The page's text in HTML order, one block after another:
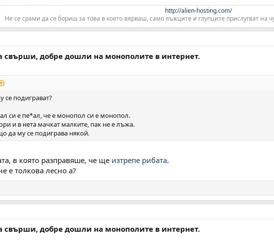
http://alien-hosting.com/
Не се срами да се бориш за това в което вярваш, само лъжците и глупците прислугват на
свърши, добре дошли на монополите в интернет.
се подиграват?
си е пе*ал, че е монопол си е монопол.
и в нета мачкат малките, пак не е лъжа.
да му се подиграва някой.
в която разправяше, че ще изтрепе рибата.
е толкова лесно а?
свърши, добре дошли на монополите в интернет.